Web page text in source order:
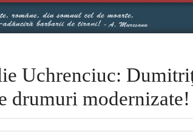
Uchrenciuc:
drumuri modernizate!